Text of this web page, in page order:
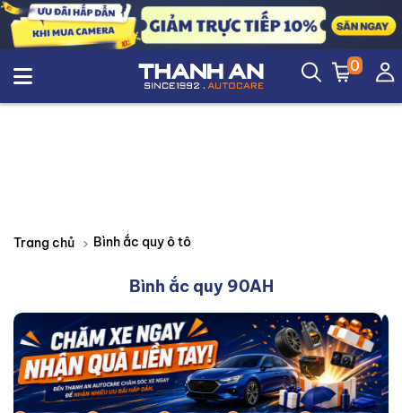
0
Trang chủ Bình ắc quy ô tô
Bình ắc quy 90AH